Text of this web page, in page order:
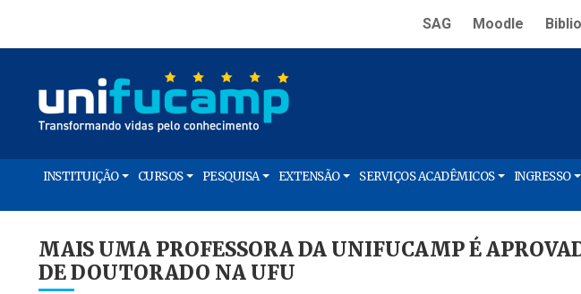
SAG Moodle
INSTITUIÇÃO CURSOS PESQUISA EXTENSÃO SERVIÇOS ACADÊMICOS INGRESSO
MAIS UMA PROFESSORA DA UNIFUCAMP É
DE DOUTORADO NA UFU